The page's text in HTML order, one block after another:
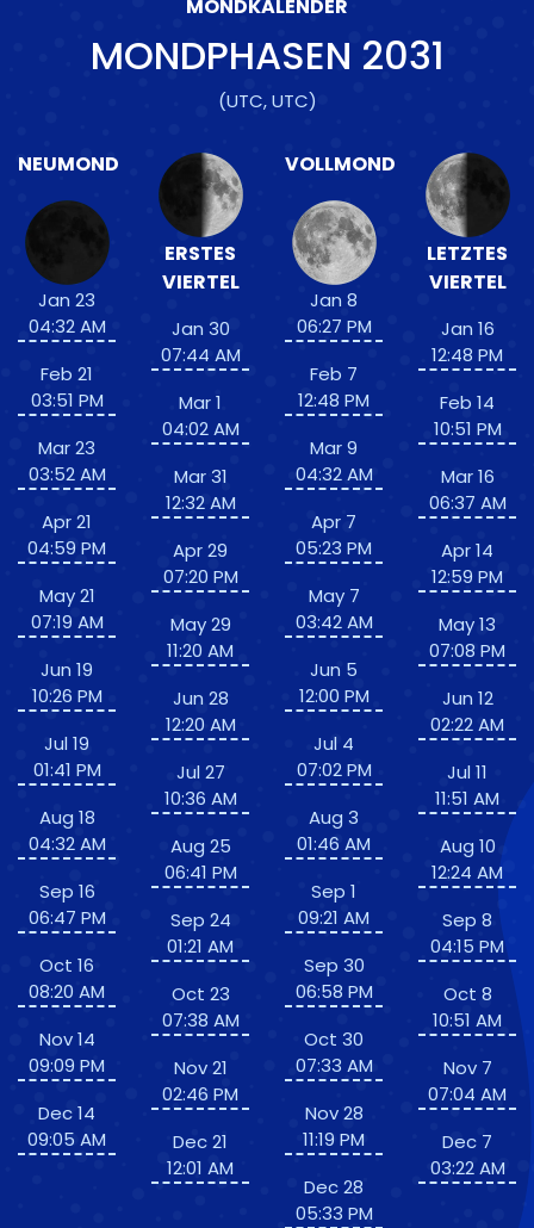
MONDKALENDER
MONDPHASEN 2031
(UTC, UTC)
NEUMOND
Jan 23
04:32 AM
Feb 21
03:51 PM
Mar 23
03:52 AM
Apr 21
04:59 PM
May 21
07:19 AM
Jun 19
10:26 PM
Jul 19
01:41 PM
Aug 18
04:32 AM
Sep 16
06:47 PM
Oct 16
08:20 AM
Nov 14
09:09 PM
Dec 14
09:05 AM
ERSTES
VIERTEL
Jan 30
07:44 AM
Mar 1
04:02 AM
Mar 31
12:32 AM
Apr 29
07:20 PM
May 29
11:20 AM
Jun 28
12:20 AM
Jul 27
10:36 AM
Aug 25
06:41 PM
Sep 24
01:21 AM
Oct 23
07:38 AM
Nov 21
02:46 PM
Dec 21
12:01 AM
VOLLMOND
Jan 8
06:27 PM
Feb 7
12:48 PM
Mar 9
04:32 AM
Apr 7
05:23 PM
May 7
03:42 AM
Jun 5
12:00 PM
Jul 4
07:02 PM
Aug 3
01:46 AM
Sep 1
09:21 AM
Sep 30
06:58 PM
Oct 30
07:33 AM
Nov 28
11:19 PM
Dec 28
05:33 PM
LETZTES
VIERTEL
Jan 16
12:48 PM
Feb 14
10:51 PM
Mar 16
06:37 AM
Apr 14
12:59 PM
May 13
07:08 PM
Jun 12
02:22 AM
Jul 11
11:51 AM
Aug 10
12:24 AM
Sep 8
04:15 PM
Oct 8
10:51 AM
Nov 7
07:04 AM
Dec 7
03:22 AM